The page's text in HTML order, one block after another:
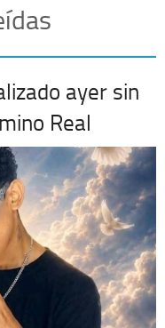
ayer sin
Real